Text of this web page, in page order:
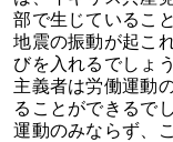
部で生じているこ
地震の振動が起こ
びを入れるでしょ
主義者は労働運動
ることができるで
運動のみならず、